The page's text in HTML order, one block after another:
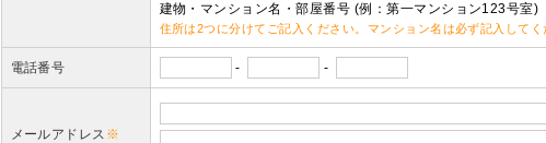
建物・マンション名・部屋番号 (例：第一マンション123号室)
住所は2つに分けてご記入ください。マンション名は必ず記入してく
電話番号 - -
メールアドレス ※